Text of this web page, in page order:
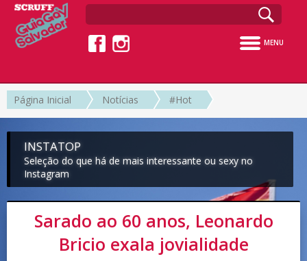
MENU
Página Inicial Notícias #Hot
INSTATOP
Seleção do que há de mais interessante ou sexy no
Instagram
Sarado ao 60 anos, Leonardo
Bricio exala jovialidade